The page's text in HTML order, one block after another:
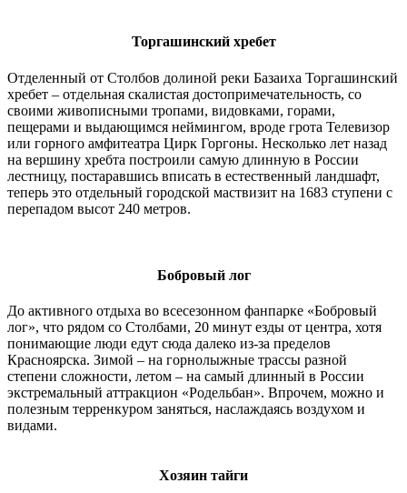
Торгашинский хребет
Отделенный от Столбов долиной реки Базаиха Торгашинский
хребет – отдельная скалистая достопримечательность, со
своими живописными тропами, видовками, горами,
пещерами и выдающимся неймингом, вроде грота Телевизор
или горного амфитеатра Цирк Горгоны. Несколько лет назад
на вершину хребта построили самую длинную в России
лестницу, постаравшись вписать в естественный ландшафт,
теперь это отдельный городской маствизит на 1683 ступени с
перепадом высот 240 метров.
Бобровый лог
До активного отдыха во всесезонном фанпарке «Бобровый
лог», что рядом со Столбами, 20 минут езды от центра, хотя
понимающие люди едут сюда далеко из-за пределов
Красноярска. Зимой – на горнолыжные трассы разной
степени сложности, летом – на самый длинный в России
экстремальный аттракцион «Родельбан». Впрочем, можно и
полезным терренкуром заняться, наслаждаясь воздухом и
видами.
Хозяин тайги